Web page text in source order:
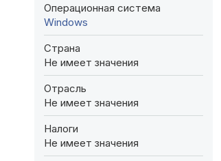
Операционная система
Windows
Страна
Не имеет значения
Отрасль
Не имеет значения
Налоги
Не имеет значения